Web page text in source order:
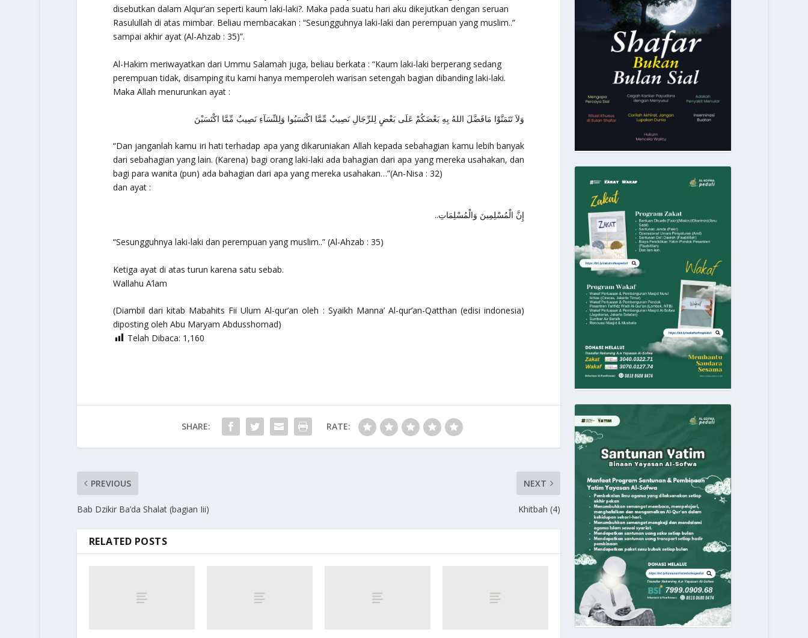
disebutkan dalam Alqur’an seperti kaum laki-laki?. Maka pada suatu hari aku dikejutkan dengan seruan
Rasulullah di atas mimbar. Beliau membacakan : “Sesungguhnya laki-laki dan perempuan yang muslim..”
sampai akhir ayat (Al-Ahzab : 35)”.
Al-Hakim meriwayatkan dari Ummu Salamah juga, beliau berkata : “Kaum laki-laki berperang sedang
perempuan tidak, disamping itu kami hanya memperoleh warisan setengah bagian dibanding laki-laki.
Maka Allah menurunkan ayat :
وَلاَ تَتَمَنَّوْا مَافَضَّلَ اللهُ بِهِ بَعْضَكُمْ عَلَى بَعْضٍ لِلرِّجَالِ نَصِيبٌ مِّمَّا اكْتَسَبُوا وَلِلنِّسَآءِ نَصِيبٌ مِّمَّا اكْتَسَبْنَ
“Dan janganlah kamu iri hati terhadap apa yang dikaruniakan Allah kepada sebahagian kamu lebih banyak
dari sebahagian yang lain. (Karena) bagi orang laki-laki ada bahagian dari apa yang mereka usahakan, dan
bagi para wanita (pun) ada bahagian dari apa yang mereka usahakan…”(An-Nisa : 32)
dan ayat :
إِنَّ الْمُسْلِمِينَ وَالْمُسْلِمَاتِ..
“Sesungguhnya laki-laki dan perempuan yang muslim..” (Al-Ahzab : 35)
Ketiga ayat di atas turun karena satu sebab.
Wallahu A’lam
(Diambil dari kitab Mabahits Fii Ulum Al-qur’an oleh : Syaikh Manna’ Al-qur’an-Qatthan (edisi indonesia)
diposting oleh Abu Maryam Abdusshomad)
Telah Dibaca: 1,160
SHARE: RATE:
PREVIOUS
Bab Dzikir Ba’da Shalat (bagian Iii)
NEXT
Khitbah (4)
RELATED POSTS